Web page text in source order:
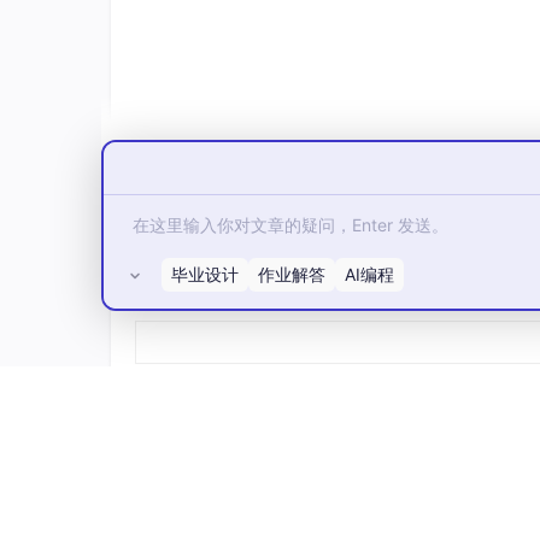
极具电影感的微距摄影。一只色彩斑斓的
所有评论(0)
毕业设计 作业解答 AI编程